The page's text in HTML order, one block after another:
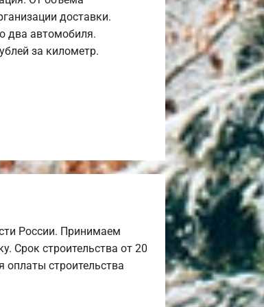
доставки.
два автомобиля.
за километр.
России. Принимаем
Срок строительства от 20
строительства